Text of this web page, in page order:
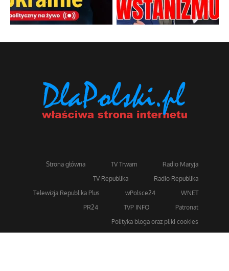
Strona główna TV Trwam
Radio Maryja
TV Republika
Radio Republika
Telewizja Republika Plus
wPolsce24
WNET
PR24
TVP INFO
Patronat
Polityka bloga oraz pliki cookies